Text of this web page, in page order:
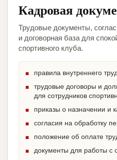
Кадровая
Трудовые документы,
и договорная база для
спортивного клуба.
правила внутреннего
трудовые договоры и
для сотрудников
приказы о назначении и
согласия на обработку
положение об оплате
документы для работы с